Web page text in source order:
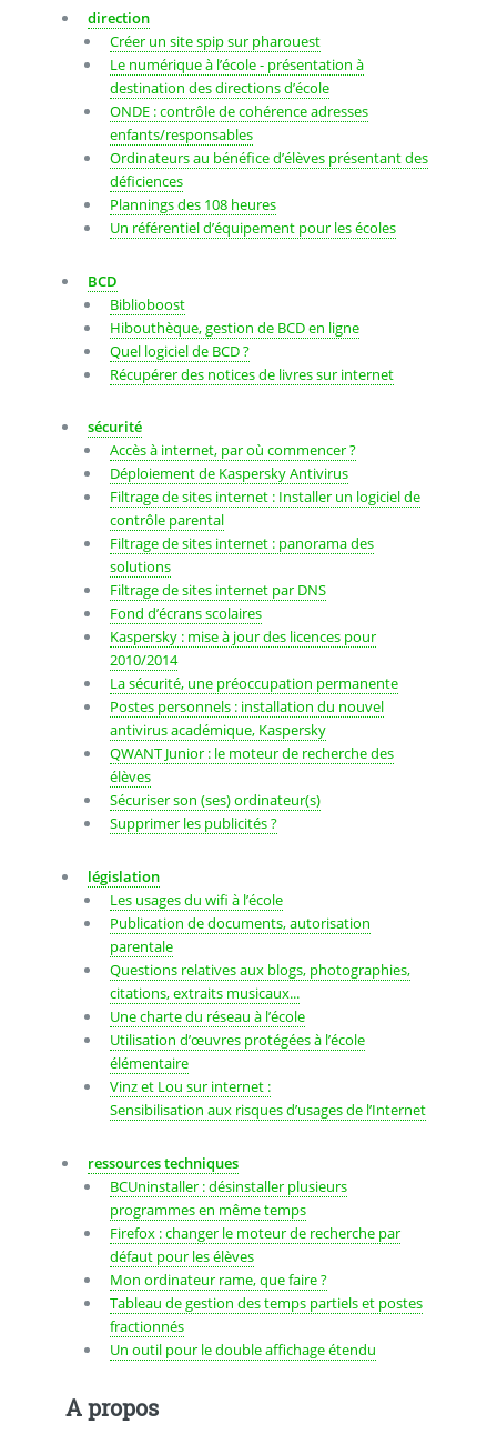
direction
Créer un site spip sur pharouest
Le numérique à l’école - présentation à
destination des directions d’école
ONDE : contrôle de cohérence adresses
enfants/responsables
Ordinateurs au bénéfice d’élèves présentant des
déficiences
Plannings des 108 heures
Un référentiel d’équipement pour les écoles
BCD
Biblioboost
Hibouthèque, gestion de BCD en ligne
Quel logiciel de BCD ?
Récupérer des notices de livres sur internet
sécurité
Accès à internet, par où commencer ?
Déploiement de Kaspersky Antivirus
Filtrage de sites internet : Installer un logiciel de
contrôle parental
Filtrage de sites internet : panorama des
solutions
Filtrage de sites internet par DNS
Fond d’écrans scolaires
Kaspersky : mise à jour des licences pour
2010/2014
La sécurité, une préoccupation permanente
Postes personnels : installation du nouvel
antivirus académique, Kaspersky
QWANT Junior : le moteur de recherche des
élèves
Sécuriser son (ses) ordinateur(s)
Supprimer les publicités ?
législation
Les usages du wifi à l’école
Publication de documents, autorisation
parentale
Questions relatives aux blogs, photographies,
citations, extraits musicaux...
Une charte du réseau à l’école
Utilisation d’œuvres protégées à l’école
élémentaire
Vinz et Lou sur internet :
Sensibilisation aux risques d’usages de l’Internet
ressources techniques
BCUninstaller : désinstaller plusieurs
programmes en même temps
Firefox : changer le moteur de recherche par
défaut pour les élèves
Mon ordinateur rame, que faire ?
Tableau de gestion des temps partiels et postes
fractionnés
Un outil pour le double affichage étendu
A propos